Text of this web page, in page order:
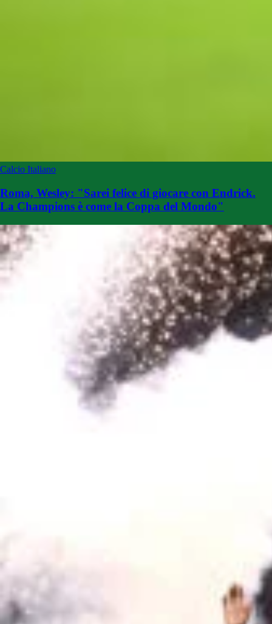
Calcio Italiano
Roma, Wesley: "Sarei felice di giocare con Endrick.
La Champions è come la Coppa del Mondo"